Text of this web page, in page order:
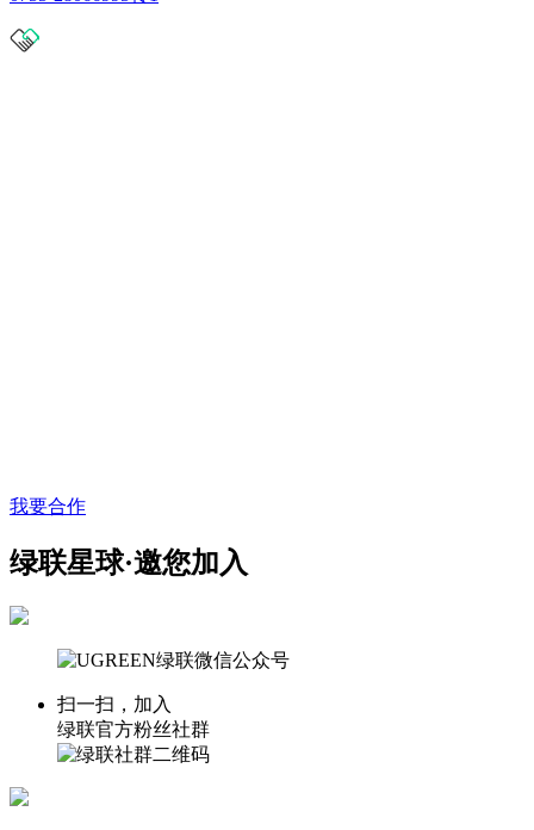
我要合作
绿联星球·邀您加入
扫一扫，加入
绿联官方粉丝社群